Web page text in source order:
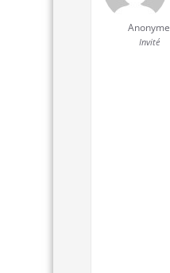
Anonyme
Invité